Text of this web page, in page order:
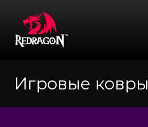
Сравнение
Игровые ковры